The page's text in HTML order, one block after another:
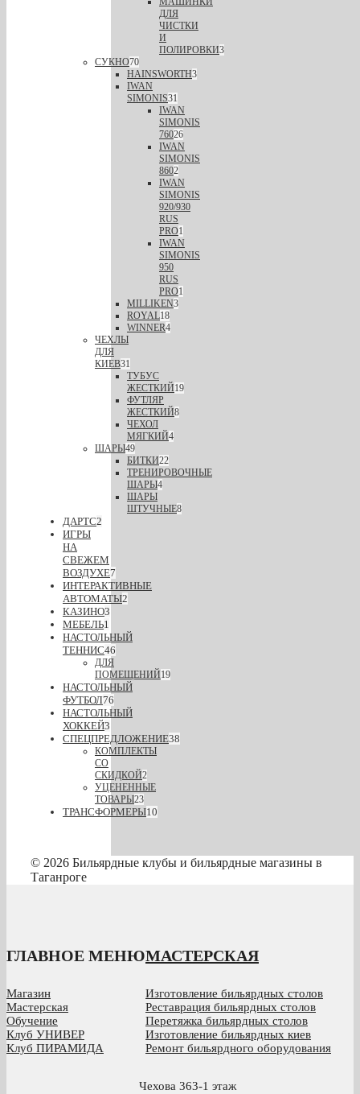
ДЛЯ
ЧИСТКИ
И
ПОЛИРОВКИ3
СУКНО70
HAINSWORTH3
IWAN
SIMONIS31
IWAN
SIMONIS
76026
IWAN
SIMONIS
8602
IWAN
SIMONIS
920/930
RUS
PRO1
IWAN
SIMONIS
950
RUS
PRO1
MILLIKEN3
ROYAL18
WINNER4
ЧЕХЛЫ
ДЛЯ
КИЕВ31
ТУБУС
ЖЕСТКИЙ19
ФУТЛЯР
ЖЕСТКИЙ8
ЧЕХОЛ
МЯГКИЙ4
ШАРЫ49
БИТКИ22
ТРЕНИРОВОЧНЫЕ
ШАРЫ4
ШАРЫ
ШТУЧНЫЕ8
ДАРТС2
ИГРЫ
НА
СВЕЖЕМ
ВОЗДУХЕ7
ИНТЕРАКТИВНЫЕ
АВТОМАТЫ2
КАЗИНО3
МЕБЕЛЬ1
НАСТОЛЬНЫЙ
ТЕННИС46
ДЛЯ
ПОМЕЩЕНИЙ19
НАСТОЛЬНЫЙ
ФУТБОЛ76
НАСТОЛЬНЫЙ
ХОККЕЙ3
СПЕЦПРЕДЛОЖЕНИЕ38
КОМПЛЕКТЫ
СО
СКИДКОЙ2
УЦЕНЕННЫЕ
ТОВАРЫ23
ТРАНСФОРМЕРЫ10
© 2026 Бильярдные клубы и бильярдные магазины в
Таганроге
ГЛАВНОЕ МЕНЮ
Магазин
Мастерская
Обучение
Клуб УНИВЕР
Клуб ПИРАМИДА
МАСТЕРСКАЯ
Изготовление бильярдных столов
Реставрация бильярдных столов
Перетяжка бильярдных столов
Изготовление бильярдных киев
Ремонт бильярдного оборудования
Чехова 363-1 этаж